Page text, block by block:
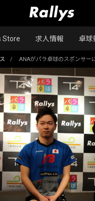
Store 求人情報 卓球
/ ANAがパラ卓球のスポンサー